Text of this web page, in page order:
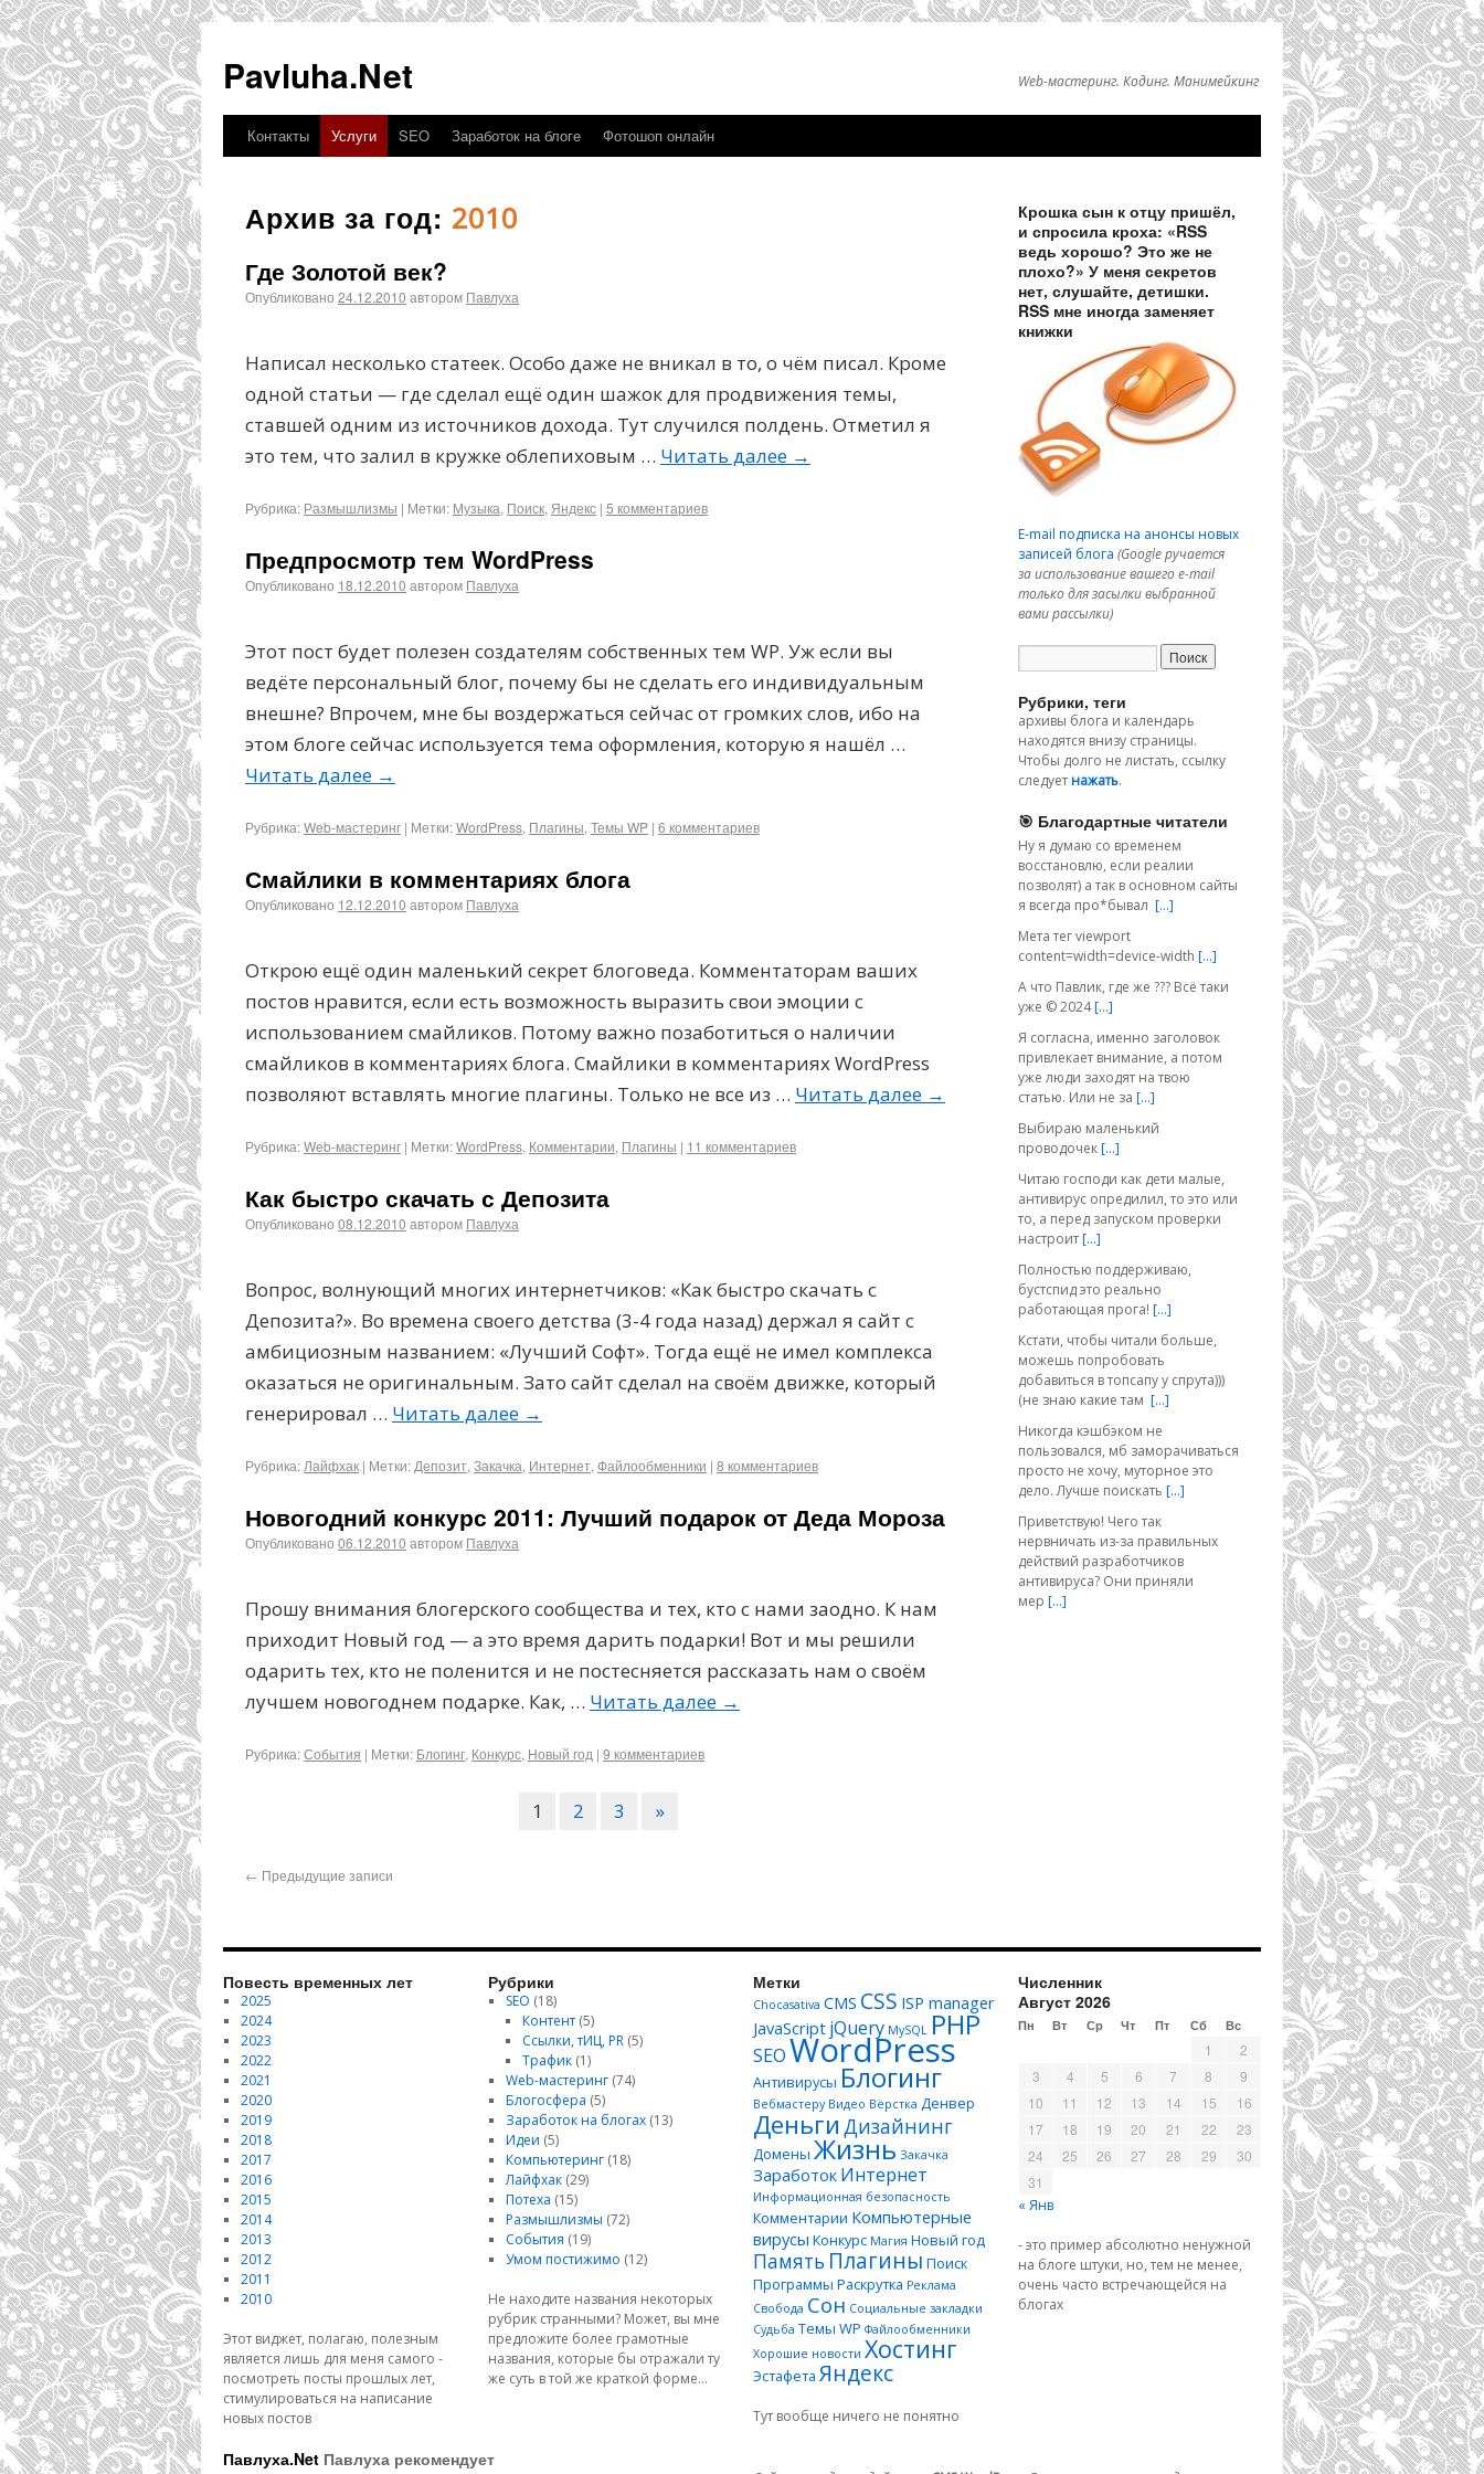
Pavluha.Net Web-мастеринг. Кодинг. Манимейкинг
Контакты Услуги SEO Заработок на блоге Фотошоп онлайн
Архив за год: 2010
Где Золотой век?
Опубликовано 24.12.2010 автором Павлуха
Написал несколько статеек. Особо даже не вникал в то, о чём писал. Кроме
одной статьи — где сделал ещё один шажок для продвижения темы,
ставшей одним из источников дохода. Тут случился полдень. Отметил я
это тем, что залил в кружке облепиховым … Читать далее →
Рубрика: Размышлизмы | Метки: Музыка, Поиск, Яндекс | 5 комментариев
Предпросмотр тем WordPress
Опубликовано 18.12.2010 автором Павлуха
Этот пост будет полезен создателям собственных тем WP. Уж если вы
ведёте персональный блог, почему бы не сделать его индивидуальным
внешне? Впрочем, мне бы воздержаться сейчас от громких слов, ибо на
этом блоге сейчас используется тема оформления, которую я нашёл …
Читать далее →
Рубрика:Web-мастеринг | Метки:WordPress, Плагины, Темы WP | 6 комментариев
Смайлики в комментариях блога
Опубликовано 12.12.2010 автором Павлуха
Открою ещё один маленький секрет блоговеда. Комментаторам ваших
постов нравится, если есть возможность выразить свои эмоции с
использованием смайликов. Потому важно позаботиться о наличии
смайликов в комментариях блога. Смайлики в комментариях WordPress
позволяют вставлять многие плагины. Только не все из … Читать далее →
Рубрика:Web-мастеринг | Метки:WordPress, Комментарии, Плагины | 11 комментариев
Как быстро скачать с Депозита
Опубликовано 08.12.2010 автором Павлуха
Вопрос, волнующий многих интернетчиков: «Как быстро скачать с
Депозита?». Во времена своего детства (3-4 года назад) держал я сайт с
амбициозным названием: «Лучший Софт». Тогда ещё не имел комплекса
оказаться не оригинальным. Зато сайт сделал на своём движке, который
генерировал … Читать далее →
Рубрика: Лайфхак | Метки: Депозит, Закачка, Интернет, Файлообменники | 8 комментариев
Новогодний конкурс 2011: Лучший подарок от Деда Мороза
Опубликовано 06.12.2010 автором Павлуха
Прошу внимания блогерского сообщества и тех, кто с нами заодно. К нам
приходит Новый год — а это время дарить подарки! Вот и мы решили
одарить тех, кто не поленится и не постесняется рассказать нам о своём
лучшем новогоднем подарке. Как, … Читать далее →
Рубрика:События | Метки: Блогинг, Конкурс, Новый год | 9 комментариев
1 2 3 »
← Предыдущие записи
Крошка сын к отцу пришёл,
и спросила кроха: «RSS
ведь хорошо? Это же не
плохо?» У меня секретов
нет, слушайте, детишки.
RSS мне иногда заменяет
книжки
E-mail подписка на анонсы новых
записей блога (Google ручается
за использование вашего e-mail
только для засылки выбранной
вами рассылки)
Рубрики, теги
архивы блога и календарь
находятся внизу страницы.
Чтобы долго не листать, ссылку
следуетнажать.
🎯 Благодартные читатели
Ну я думаю со временем
восстановлю, если реалии
позволят) а так в основном сайты
я всегда про*бывал […]
Мета тег viewport
content=width=device-width […]
А что Павлик, где же ??? Всё таки
уже © 2024[…]
Я согласна, именно заголовок
привлекает внимание, а потом
уже люди заходят на твою
статью. Или не за […]
Выбираю маленький
проводочек[…]
Читаю господи как дети малые,
антивирус опредилил, то это или
то, а перед запуском проверки
настроит[…]
Полностью поддерживаю,
бустспид это реально
работающая прога! […]
Кстати, чтобы читали больше,
можешь попробовать
добавиться в топсапу у спрута)))
(не знаю какие там […]
Никогда кэшбэком не
пользовался, мб заморачиваться
просто не хочу, муторное это
дело. Лучше поискать […]
Приветствую! Чего так
нервничать из-за правильных
действий разработчиков
антивируса? Они приняли
мер […]
Повесть временных лет
2025
2024
2023
2022
2021
2020
2019
2018
2017
2016
2015
2014
2013
2012
2011
2010
Этот виджет, полагаю, полезным
является лишь для меня самого -
посмотреть посты прошлых лет,
стимулироваться на написание
новых постов
Рубрики
SEO (18)
Контент (5)
Ссылки, тИЦ, PR (5)
Трафик (1)
Web-мастеринг(74)
Блогосфера (5)
Заработок на блогах(13)
Идеи (5)
Компьютеринг(18)
Лайфхак(29)
Потеха (15)
Размышлизмы (72)
События (19)
Умом постижимо (12)
Не находите названия некоторых
рубрик странными? Может, вы мне
предложите более грамотные
названия, которые бы отражали ту
же суть в той же краткой форме...
Метки
Chocasativa CMS CSS ISP manager
JavaScript jQuery MySQL PHP
SEOWordPress
Антивирусы Блогинг
Вебмастеру Видео Вёрстка Денвер
Деньги Дизайнинг
Домены Жизнь Закачка
Заработок Интернет
Информационная безопасность
Комментарии Компьютерные
вирусы Конкурс Магия Новый год
Память Плагины Поиск
Программы Раскрутка Реклама
Свобода Сон Социальные закладки
Судьба Темы WP Файлообменники
Хорошие новости Хостинг
Эстафета Яндекс
Тут вообще ничего не понятно
Численник
Август 2026
Пн Вт Ср Чт Пт Сб Вс
1
2
3
4 5 6 7 8
9
10
11 12 13 14 15
16
17
18 19 20 21 22
23
24
25 26 27 28 29
30
31
« Янв
- это пример абсолютно ненужной
на блоге штуки, но, тем не менее,
очень часто встречающейся на
блогах
Павлуха.Net Павлуха рекомендует